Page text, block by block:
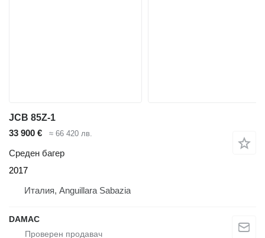
JCB 85Z-1
33 900 €
≈ 66 420 лв.
Среден багер
2017
Италия, Anguillara Sabazia
DAMAC